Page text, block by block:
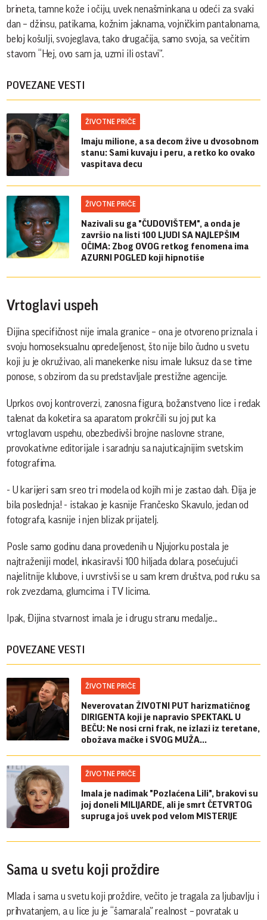
brineta, tamne kože i očiju, uvek nenašminkana u odeći za svaki
dan – džinsu, patikama, kožnim jaknama, vojničkim pantalonama,
beloj košulji, svojeglava, tako drugačija, samo svoja, sa večitim
stavom “Hej, ovo sam ja, uzmi ili ostavi”.
POVEZANE VESTI
ŽIVOTNE PRIČE
Imaju milione, a sa decom žive u dvosobnom
stanu: Sami kuvaju i peru, a retko ko ovako
vaspitava decu
ŽIVOTNE PRIČE
Nazivali su ga "ČUDOVIŠTEM", a onda je
završio na listi 100 LJUDI SA NAJLEPŠIM
OČIMA: Zbog OVOG retkog fenomena ima
AZURNI POGLED koji hipnotiše
Vrtoglavi uspeh
Đijina specifičnost nije imala granice – ona je otvoreno priznala i
svoju homoseksualnu opredeljenost, što nije bilo čudno u svetu
koji ju je okruživao, ali manekenke nisu imale luksuz da se time
ponose, s obzirom da su predstavljale prestižne agencije.
Uprkos ovoj kontroverzi, zanosna figura, božanstveno lice i redak
talenat da koketira sa aparatom prokrčili su joj put ka
vrtoglavom uspehu, obezbedivši brojne naslovne strane,
provokativne editorijale i saradnju sa najuticajnijim svetskim
fotografima.
- U karijeri sam sreo tri modela od kojih mi je zastao dah. Đija je
bila poslednja! - istakao je kasnije Frančesko Skavulo, jedan od
fotografa, kasnije i njen blizak prijatelj.
Posle samo godinu dana provedenih u Njujorku postala je
najtraženiji model, inkasiravši 100 hiljada dolara, posećujući
najelitnije klubove, i uvrstivši se u sam krem društva, pod ruku sa
rok zvezdama, glumcima i TV licima.
Ipak, Đijina stvarnost imala je i drugu stranu medalje...
POVEZANE VESTI
ŽIVOTNE PRIČE
Neverovatan ŽIVOTNI PUT harizmatičnog
DIRIGENTA koji je napravio SPEKTAKL U
BEČU: Ne nosi crni frak, ne izlazi iz teretane,
obožava mačke i SVOG MUŽA...
ŽIVOTNE PRIČE
Imala je nadimak "Pozlaćena Lili", brakovi su
joj doneli MILIJARDE, ali je smrt ČETVRTOG
supruga još uvek pod velom MISTERIJE
Sama u svetu koji proždire
Mlada i sama u svetu koji proždire, večito je tragala za ljubavlju i
prihvatanjem, a u lice ju je “šamarala” realnost – povratak u